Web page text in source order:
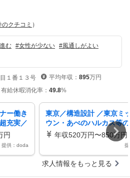
のクチコミ ）
む #女性が少ない #風通しがよい
１番１３号 平均年収： 895万円
有給休暇消化率： 49.8%
ー働き
充実／
ｈ
円
提供：doda
東京／構造設計 ／東京ミ
ウン・あべのハルカス等
数／日本を代表するスー
年収520万円〜850万円
求人情報をもっと見る